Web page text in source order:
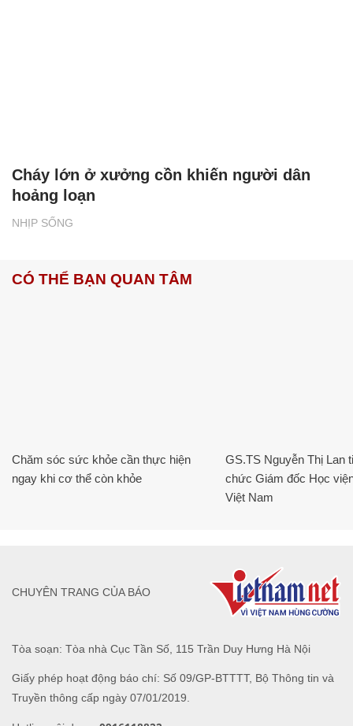
NHỊP SỐNG
Cháy lớn ở xưởng cồn khiến người dân
hoảng loạn
CÓ THỂ BẠN QUAN TÂM
Chăm sóc sức khỏe cần thực hiện
ngay khi cơ thể còn khỏe
GS.TS Nguyễn Thị Lan
chức Giám đốc Học
Việt Nam
Tòa soạn: Tòa nhà Cục Tần Số, 115 Trần Duy Hưng Hà Nội
Giấy phép hoạt động báo chí: Số 09/GP-BTTTT, Bộ Thông tin và
Truyền thông cấp ngày 07/01/2019.
CHUYÊN TRANG CỦA BÁO